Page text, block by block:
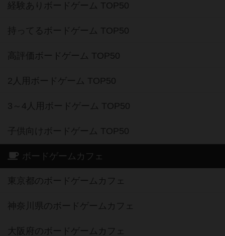
経験ありボードゲーム TOP50
持ってるボードゲーム TOP50
高評価ボードゲーム TOP50
2人用ボードゲーム TOP50
3～4人用ボードゲーム TOP50
子供向けボードゲーム TOP50
ボードゲームカフェ
東京都のボードゲームカフェ
神奈川県のボードゲームカフェ
大阪府のボードゲームカフェ